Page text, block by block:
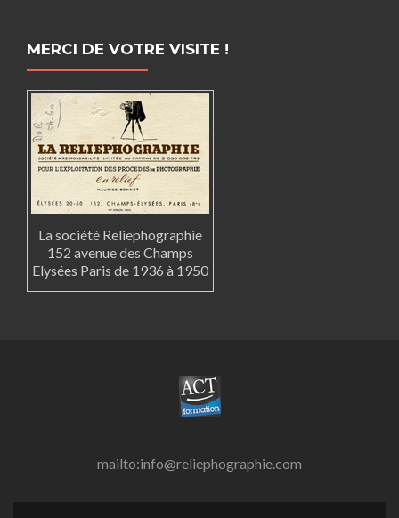
MERCI DE VOTRE VISITE !
La société Reliephographie
152 avenue des Champs
Elysées Paris de 1936 à 1950
mailto:info@reliephographie.com